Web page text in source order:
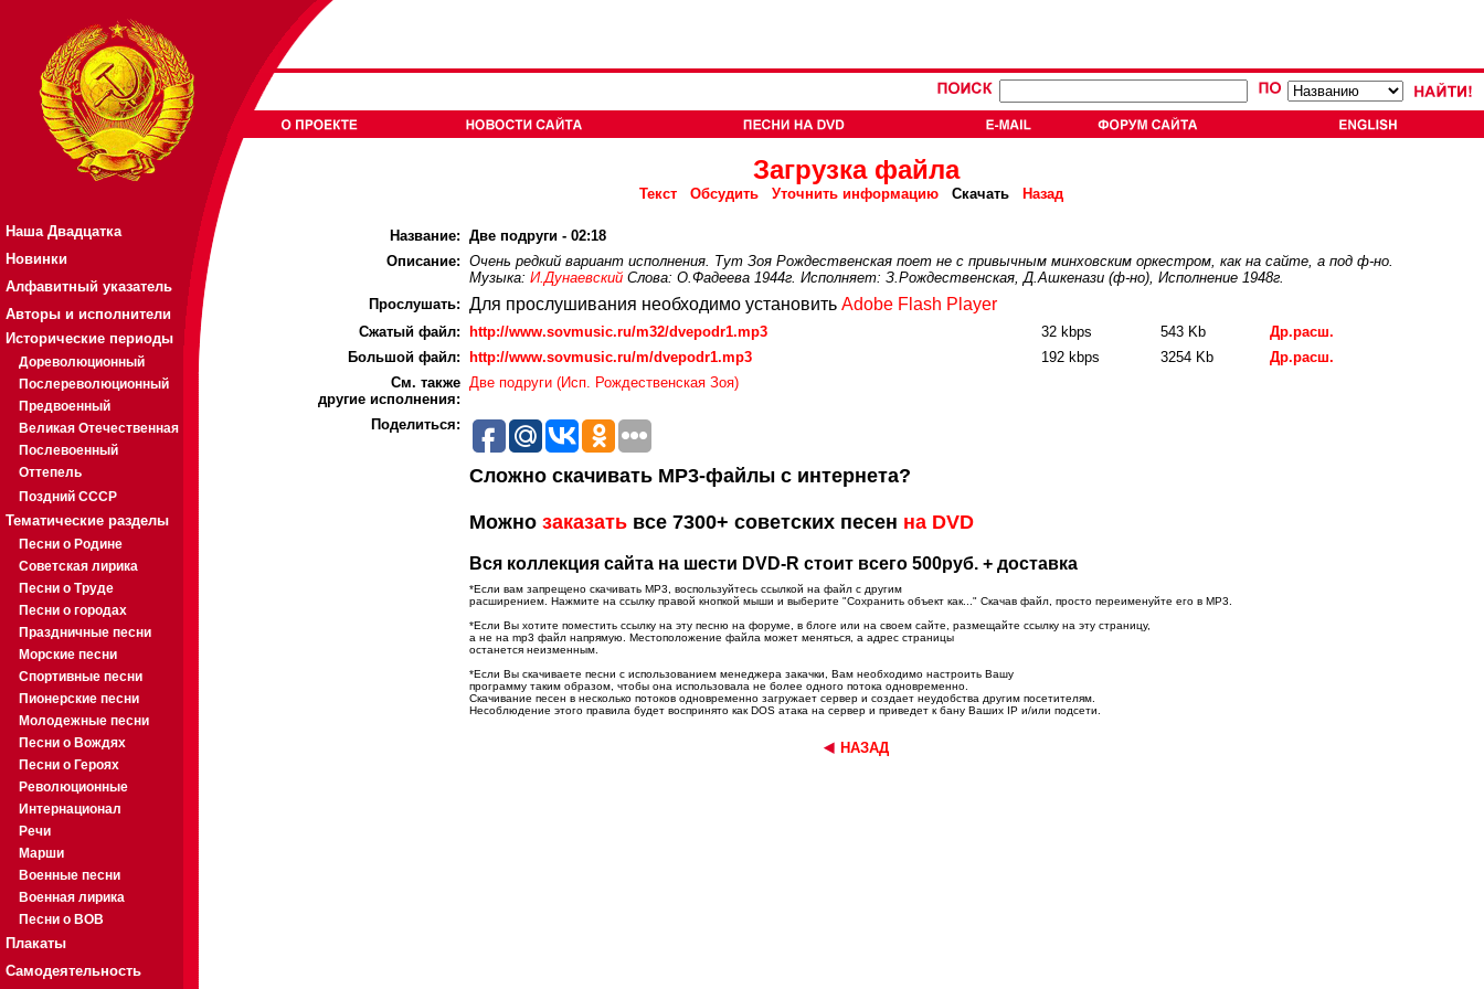
Наша Двадцатка
Новинки
Алфавитный указатель
Авторы и исполнители
Исторические периоды
Дореволюционный
Послереволюционный
Предвоенный
Великая Отечественная
Послевоенный
Оттепель
Поздний СССР
Тематические разделы
Песни о Родине
Советская лирика
Песни о Труде
Песни о городах
Праздничные песни
Морские песни
Спортивные песни
Пионерские песни
Молодежные песни
Песни о Вождях
Песни о Героях
Революционные
Интернационал
Речи
Марши
Военные песни
Военная лирика
Песни о ВОВ
Плакаты
Самодеятельность
Загрузка файла
Текст Обсудить Уточнить информацию Скачать Назад
Название: Две подруги - 02:18
Описание: Очень редкий вариант исполнения. Тут Зоя Рождественская поет не с привычным минховским оркестром, как на сайте, а под ф-но.
Музыка: И.Дунаевский Слова: О.Фадеева 1944г. Исполняет: З.Рождественская, Д.Ашкенази (ф-но), Исполнение 1948г.
Прослушать: Для прослушивания необходимо установить Adobe Flash Player
Cжатый файл: http://www.sovmusic.ru/m32/dvepodr1.mp3 32 kbps 543 Kb
Др.расш.
Большой файл:
http://www.sovmusic.ru/m/dvepodr1.mp3 192 kbps 3254 Kb
Др.расш.
См. также
другие исполнения:
Две подруги (Исп. Рождественская Зоя)
Поделиться:
Сложно скачивать MP3-файлы с интернета?
Можно заказать все 7300+ советских песен на DVD
Вся коллекция сайта на шести DVD-R стоит всего 500руб. + доставка
*Если вам запрещено скачивать MP3, воспользуйтесь ссылкой на файл с другим
расширением. Нажмите на ссылку правой кнопкой мыши и выберите "Сохранить объект как..." Скачав файл, просто переименуйте его в MP3.
*Если Вы хотите поместить ссылку на эту песню на форуме, в блоге или на своем сайте, размещайте ссылку на эту страницу,
а не на mp3 файл напрямую. Местоположение файла может меняться, а адрес страницы
останется неизменным.
*Если Вы скачиваете песни с использованием менеджера закачки, Вам необходимо настроить Вашу
программу таким образом, чтобы она использовала не более одного потока одновременно.
Скачивание песен в несколько потоков одновременно загружает сервер и создает неудобства другим посетителям.
Несоблюдение этого правила будет воспринято как DOS атака на сервер и приведет к бану Ваших IP и/или подсети.
НАЗАД